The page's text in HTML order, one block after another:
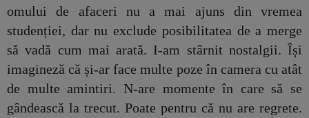
omului de afaceri nu a mai ajuns din vremea
studenției, dar nu exclude posibilitatea de a merge
să vadă cum mai arată. I-am stârnit nostalgii. Își
imagineză că și-ar face multe poze în camera cu atât
de multe amintiri. N-are momente în care să se
gândească la trecut. Poate pentru că nu are regrete.